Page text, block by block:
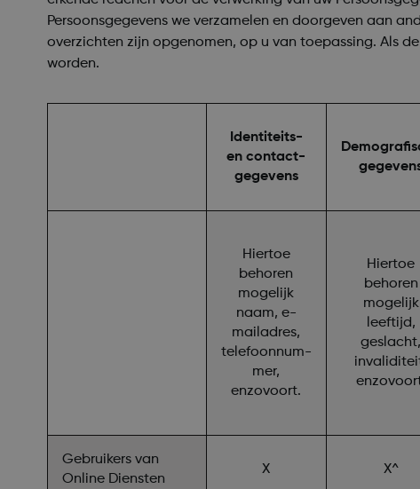
Persoonsgegevens we verzamelen en doorgeven aan
overzichten zijn opgenomen, op u van toepassing. Als
worden.
Identiteits-
en contact-
gegevens
Hiertoe
behoren
mogelijk
naam, e-
mailadres,
telefoonnum-
mer,
enzovoort.
Hiertoe
behoren
mogelijk
leeftijd,
geslacht,
Gebruikers van
Online Diensten
X X^